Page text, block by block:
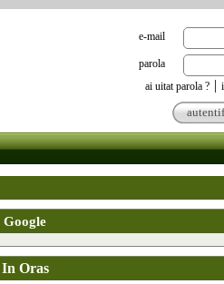
e-mail
parola
ai uitat parola ? |
Google
In Oras